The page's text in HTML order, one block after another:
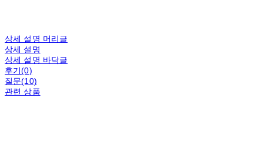
상세 설명 머리글
상세 설명
상세 설명 바닥글
후기(0)
질문(10)
관련 상품